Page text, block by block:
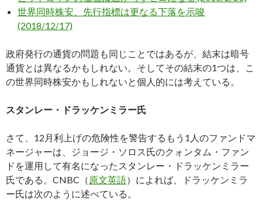
世界同時株安、先行指標は更なる下落を示唆
(2018/12/17)
政府発行の通貨の問題も同じことではあるが、結末は暗号
通貨とは異なるかもしれない。そしてその結末の1つは、こ
の世界同時株安かもしれないと個人的には考えている。
スタンレー・ドラッケンミラー氏
さて、12月利上げの危険性を警告するもう1人のファンドマ
ネージャーは、ジョージ・ソロス氏のクォンタム・ファン
ドを運用して有名になったスタンレー・ドラッケンミラー
氏である。CNBC（ 原文英語）によれば、ドラッケンミラ
ー氏は次のように述べている。